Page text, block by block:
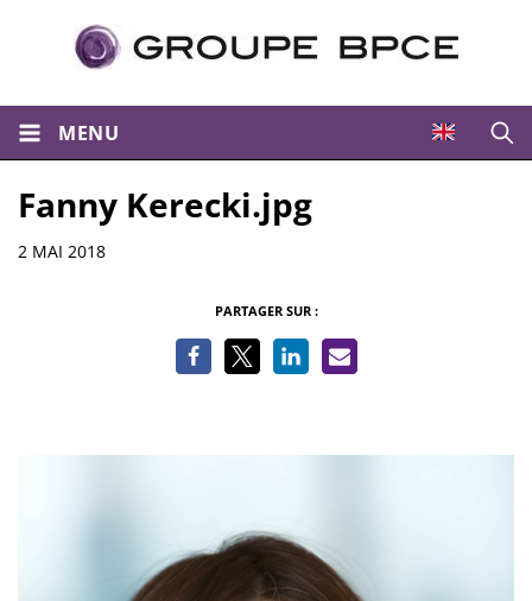
MENU
Fanny Kerecki.jpg
Informations
2 MAI 2018
PARTAGER SUR :